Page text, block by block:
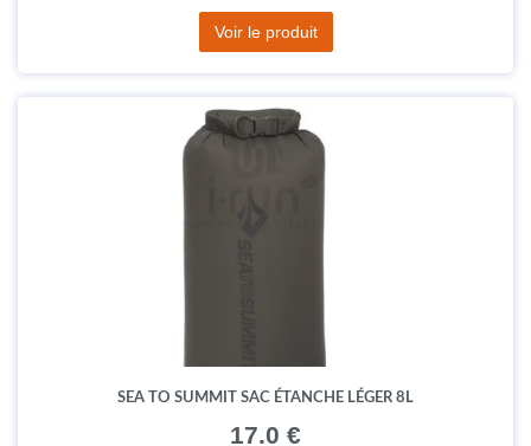
Voir le produit
SEA TO SUMMIT SAC ÉTANCHE LÉGER 8L
17.0 €